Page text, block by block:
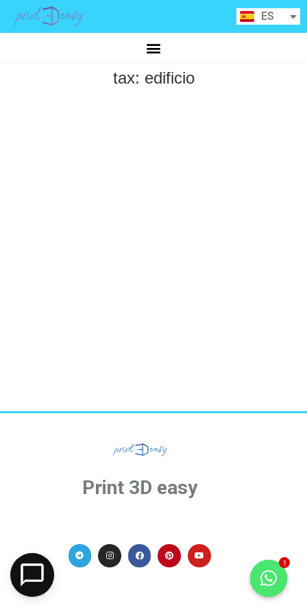
ES
RU
CA
tax: edificio
Print 3D easy
1